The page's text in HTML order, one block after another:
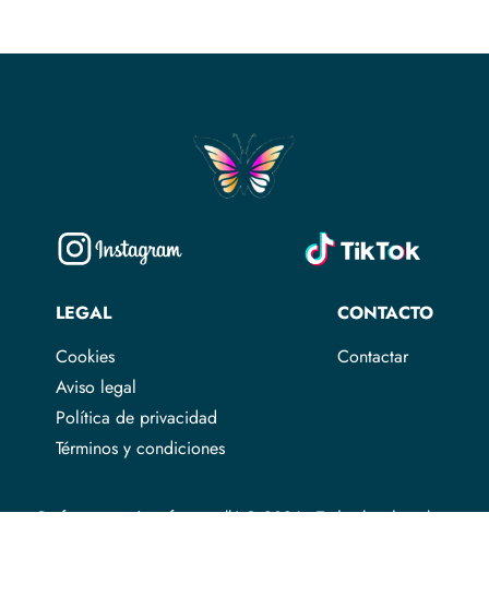
LEGAL
Cookies
Aviso legal
Política de privacidad
Términos y condiciones
CONTACTO
Contactar
Profe por aquí profe por allá © 2026 - Todos los derechos